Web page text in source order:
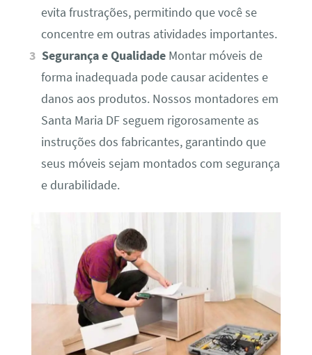
evita frustrações, permitindo que você se
concentre em outras atividades importantes.
Segurança e Qualidade Montar móveis de
forma inadequada pode causar acidentes e
danos aos produtos. Nossos montadores em
Santa Maria DF seguem rigorosamente as
instruções dos fabricantes, garantindo que
seus móveis sejam montados com segurança
e durabilidade.